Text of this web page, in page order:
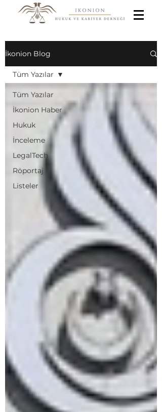
İkonion Blog
Tüm Yazılar
İkonion Haber
Hukuk
İnceleme
LegalTech
Röportaj
Listeler
Tüm Yazılar